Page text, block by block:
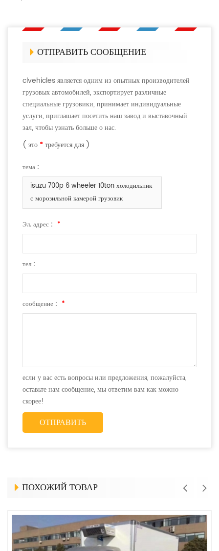
ОТПРАВИТЬ СООБЩЕНИЕ
clvehicles является одним из опытных производителей
грузовых автомобилей, экспортирует различные
специальные грузовики, принимает индивидуальные
услуги, приглашает посетить наш завод и выставочный
зал, чтобы узнать больше о нас.
( это * требуется для )
тема :
isuzu 700p 6 wheeler 10ton холодильник
с морозильной камерой грузовик
Эл. адрес : *
тел :
сообщение : *
если у вас есть вопросы или предложения, пожалуйста,
оставьте нам сообщение, мы ответим вам как можно
скорее!
ПОХОЖИЙ ТОВАР